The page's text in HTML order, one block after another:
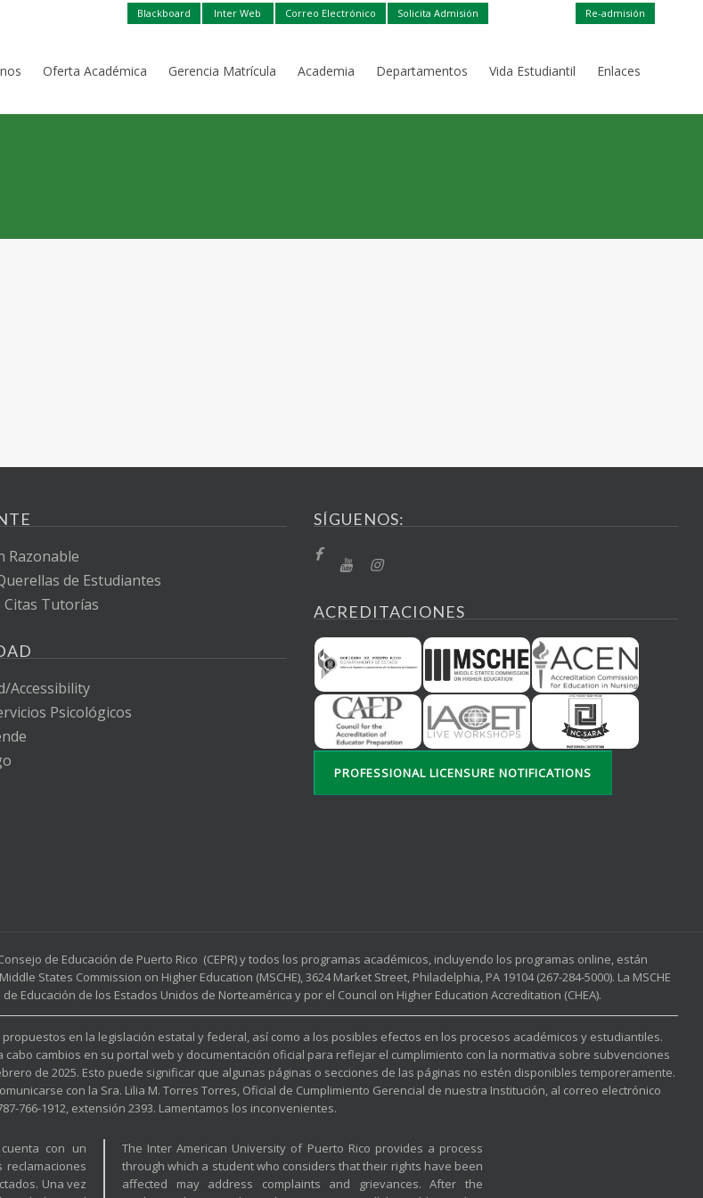
Blackboard Inter Web Correo Electrónico Solicita Admisión Re-admisión
Oferta Académica Gerencia Matrícula Academia Departamentos Vida Estudiantil Enlaces
Razonable
de Estudiantes
Citas Tutorías
Accessibility
Psicológicos
SÍGUENOS:
ACREDITACIONES
PROFESSIONAL LICENSURE NOTIFICATIONS
de Educación de Puerto Rico (CEPR) y todos los programas académicos, incluyendo los programas online, están
States Commission on Higher Education (MSCHE), 3624 Market Street, Philadelphia, PA 19104 (267-284-5000). La MSCHE
Educación de los Estados Unidos de Norteamérica y por el Council on Higher Education Accreditation (CHEA).
en la legislación estatal y federal, así como a los posibles efectos en los procesos académicos y estudiantiles.
cambios en su portal web y documentación oficial para reflejar el cumplimiento con la normativa sobre subvenciones
de 2025. Esto puede significar que algunas páginas o secciones de las páginas no estén disponibles temporeramente.
con la Sra. Lilia M. Torres Torres, Oficial de Cumplimiento Gerencial de nuestra Institución, al correo electrónico
766-1912, extensión 2393. Lamentamos los inconvenientes.
con un
Una vez
The Inter American University of Puerto Rico provides a process
through which a student who considers that their rights have been
affected may address complaints and grievances. After the